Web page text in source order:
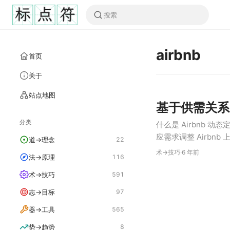
首页
关于
站点地图
分类
道→理念 22
法→原理 116
术→技巧 591
志→目标 97
器→工具 565
势→趋势 8
airbnb
基于供需关
什么是 Airbnb 动态
应需求调整 Airbnb
特殊事件等。同样，
术→技巧·6 年前